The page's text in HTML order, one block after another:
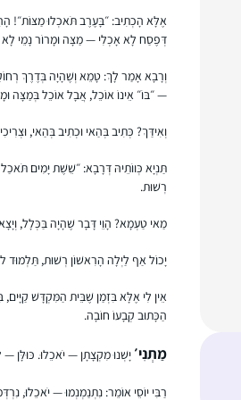
אֶלָּא הָכְתִיב: ״בָּעֶרֶב תֹּאכְלוּ מַצּוֹת״!
דְּפֶסַח לָא אָכְלִי — מַצָּה וּמָרוֹר נָמֵי לָא
וְרָבָא אָמַר לָךְ: טָמֵא וְשֶׁהָיָה בְּדֶרֶךְ
— ״בּוֹ״ אֵינוֹ אוֹכֵל, אֲבָל אוֹכֵל בְּמַצָּה
וְאִידַּךְ? כְּתִיב בְּהַאי וּכְתִיב בְּהַאי,
תַּנְיָא כְּווֹתֵיהּ דְּרָבָא: ״שֵׁשֶׁת יָמִים
רְשׁוּת.
מַאי טַעְמָא? הָוֵי דָּבָר שֶׁהָיָה בַּכְּלָל,
יָכוֹל אַף לַיְלָה הָרִאשׁוֹן רְשׁוּת, תַּלְמוּד
אֵין לִי אֶלָּא בִּזְמַן שֶׁבֵּית הַמִּקְדָּשׁ קַיָּים,
הַכָּתוּב קְבָעוֹ חוֹבָה.
מַתְנִי׳ יָשְׁנוּ מִקְצָתָן — יֹאכֵלוּ. כּוּלָּן —
רַבִּי יוֹסֵי אוֹמֵר: נִתְנַמְנְמוּ — יֹאכֵלוּ,